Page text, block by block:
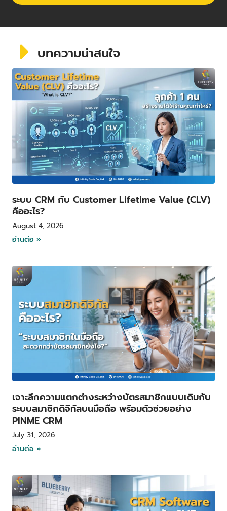
บทความน่าสนใจ
ระบบ CRM กับ Customer Lifetime Value (CLV)
คืออะไร?
August 4, 2026
อ่านต่อ »
เจาะลึกความแตกต่างระหว่างบัตรสมาชิกแบบเดิมกับ
ระบบสมาชิกดิจิทัลบนมือถือ พร้อมตัวช่วยอย่าง
PINME CRM
July 31, 2026
อ่านต่อ »
P
a
g
e
P
a
g
e
a
g
e
a
e